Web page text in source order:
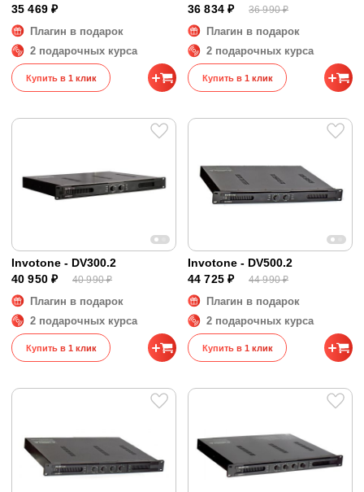
35 469 ₽
Плагин в подарок
2 подарочных курса
Купить в 1 клик
36 834 ₽
36 990 ₽
Плагин в подарок
2 подарочных курса
Купить в 1 клик
Invotone - DV300.2
40 950 ₽
40 990 ₽
Плагин в подарок
2 подарочных курса
Купить в 1 клик
Invotone - DV500.2
44 725 ₽
44 990 ₽
Плагин в подарок
2 подарочных курса
Купить в 1 клик